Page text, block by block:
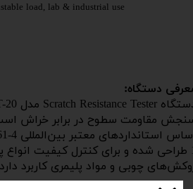
load, lab & industrial use
دستگاه:
مقاومت سطوح در برابر خراش
1 طراحی شده و برای کنترل کیفیت
چوبی و مواد پلیمری کاربرد